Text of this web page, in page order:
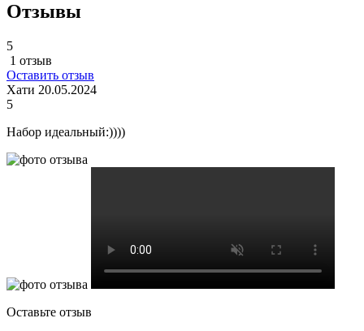
Отзывы
5
1 отзыв
Оставить отзыв
Хати 20.05.2024
5
Набор идеальный:))))
Оставьте отзыв